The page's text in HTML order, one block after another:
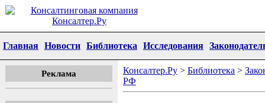
Главная Новости Библиотека Исследования
Реклама Консалтер.Ру > Библиотека >
РФ